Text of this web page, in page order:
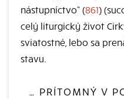
nástupníctvo“ (861)
celý liturgický život
sviatostné, lebo sa
stavu.
… PRÍTOMNÝ V